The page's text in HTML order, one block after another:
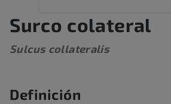
Surco colateral
Sulcus collateralis
Definición